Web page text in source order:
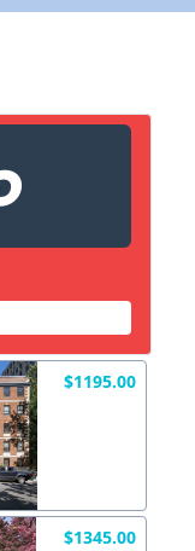
$1195.00
$1345.00
Envoyez